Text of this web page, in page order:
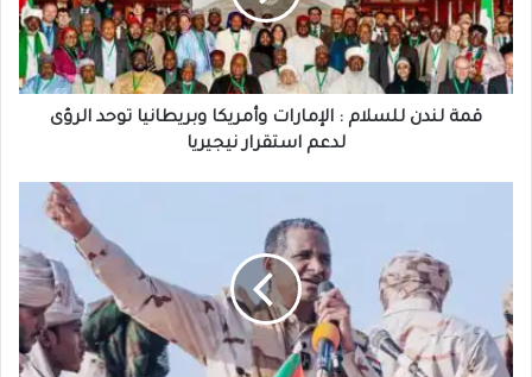
وأمريكا
وبريطانيا
توحد
الرؤى
قمة لندن للسلام : الإمارات وأمريكا وبريطانيا توحد الرؤى
لدعم استقرار نيجيريا
مظلوم
والإخوان
سرطان
البلاد